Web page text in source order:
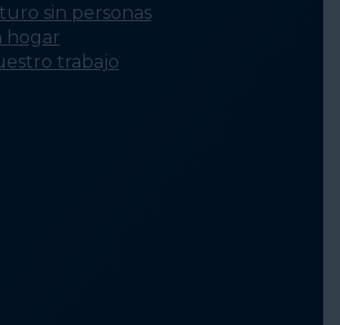
sin personas
hogar
trabajo